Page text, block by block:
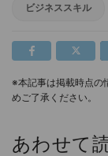
ビジネススキル
※本記事は掲載時点の
めご了承ください。
あわせて